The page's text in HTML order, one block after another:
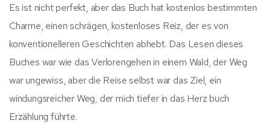
Es ist nicht perfekt, aber das Buch hat kostenlos bestimmten
Charme, einen schrägen, kostenloses Reiz, der es von
konventionelleren Geschichten abhebt. Das Lesen dieses
Buches war wie das Verlorengehen in einem Wald, der Weg
war ungewiss, aber die Reise selbst war das Ziel, ein
windungsreicher Weg, der mich tiefer in das Herz buch
Erzählung führte.